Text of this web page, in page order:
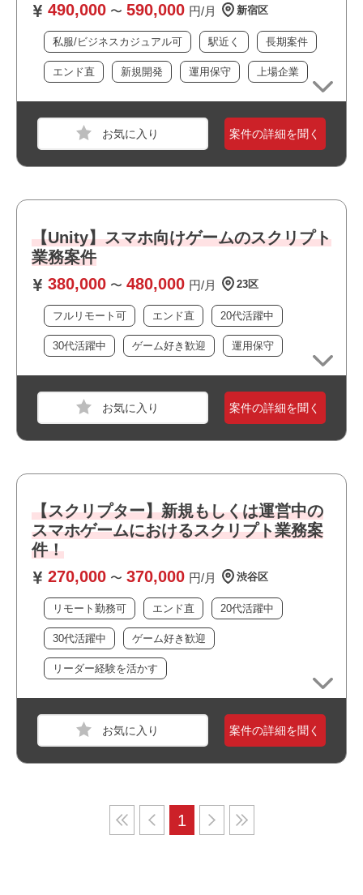
490,000 〜 590,000 円/月 新宿区
私服/ビジネスカジュアル可 駅近く 長期案件
エンド直 新規開発 運用保守 上場企業
案件の詳細を聞く
【Unity】スマホ向けゲームのスクリプト
業務案件
380,000 〜 480,000 円/月 23区
フルリモート可 エンド直 20代活躍中
30代活躍中 ゲーム好き歓迎 運用保守
・Google meetで会議が行える環境の方
おすすめポイント
・幅広い年齢層の方が活躍しています
・ワークライフバランスを大切にできる環境です
案件の詳細を聞く
【スクリプター】新規もしくは運営中の
スマホゲームにおけるスクリプト業務案
件！
270,000 〜 370,000 円/月 渋谷区
リモート勤務可 エンド直 20代活躍中
30代活躍中 ゲーム好き歓迎
リーダー経験を活かす
スプレッドシート,Google ドキュメント,Google
スライド
必須スキル
・3Dタイトルまたは、Live2DやSpineなど2Dアニメーショ
ンが豊富なタイトルのスクリプト経験者
・Excelの基本操作ができる方
・ノベルゲーム、ADVゲームが好きな方
・シナリオを読んでキャラクターの気持ちや場面の情景を
理解、想像できる方
・キャラ把握が得意な方
・・即日勤務可能
案件の詳細を聞く
1